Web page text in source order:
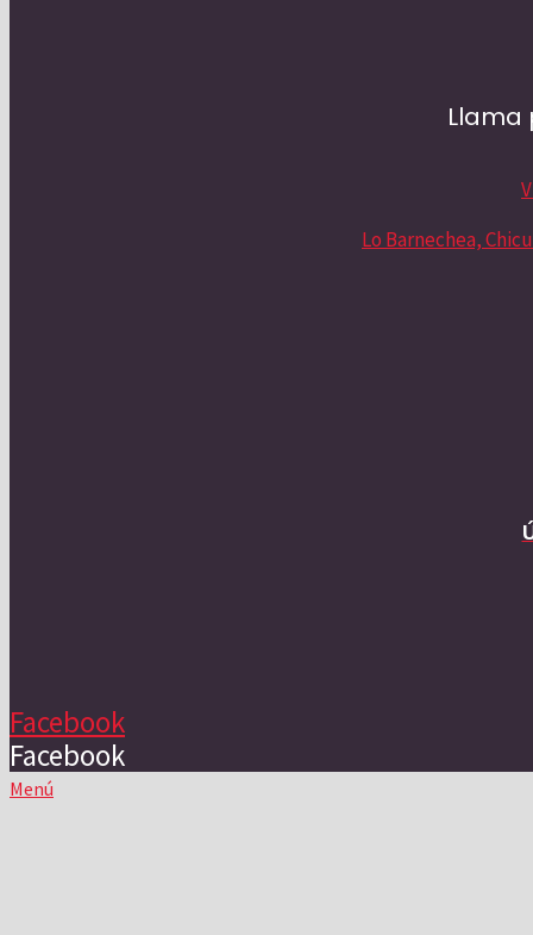
Lo Barnechea,
Facebook
Facebook
Menú